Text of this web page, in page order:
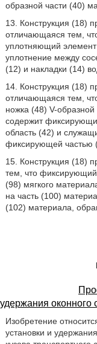
образной части (40)
13. Конструкция (18)
отличающаяся тем,
уплотняющий
уплотнение между
(12) и накладки (14)
14. Конструкция (18)
отличающаяся тем,
ножка (48) V-
содержит
область (42) и
фиксирующей частью
15. Конструкция (18)
тем, что
(98) мягкого
на часть (100)
(102) материала,
удержания оконного
Изобретение
установки и